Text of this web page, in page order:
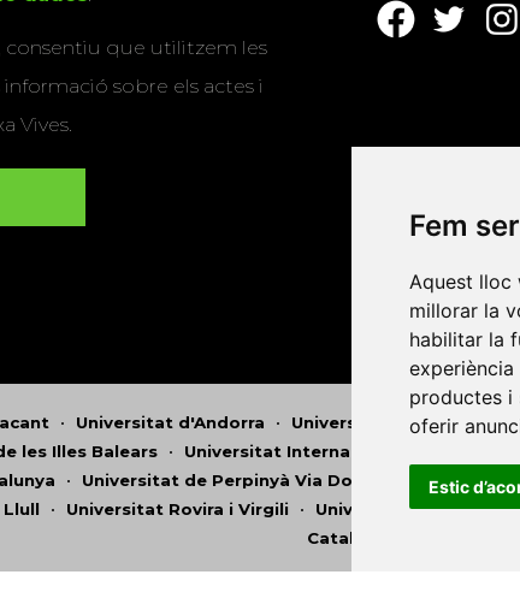
Fem
Aquest lloc
millorar la
habilitar la
productes i
oferir
Estic
consentiu que utilitzem les
sobre els actes i
Vives.
• Universitat d'Andorra • Universitat Autònoma de
les Illes Balears • Universitat Internacional de Catalunya
• Universitat de Perpinyà Via Domitia
• Universitat Rovira i Virgili • Universitat de Sàsser
Catalunya